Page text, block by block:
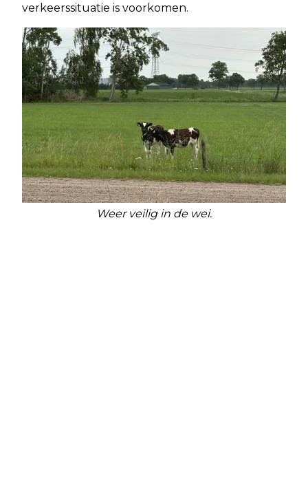
verkeerssituatie is voorkomen.
Weer veilig in de wei.